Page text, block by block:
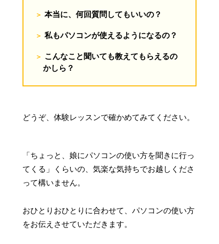
本当に、何回質問してもいいの？
私もパソコンが使えるようになるの？
こんなこと聞いても教えてもらえるの
かしら？
どうぞ、体験レッスンで確かめてみてください。
「ちょっと、娘にパソコンの使い方を聞きに行っ
てくる」くらいの、気楽な気持ちでお越しくださ
って構いません。
おひとりおひとりに合わせて、パソコンの使い方
をお伝えさせていただきます。